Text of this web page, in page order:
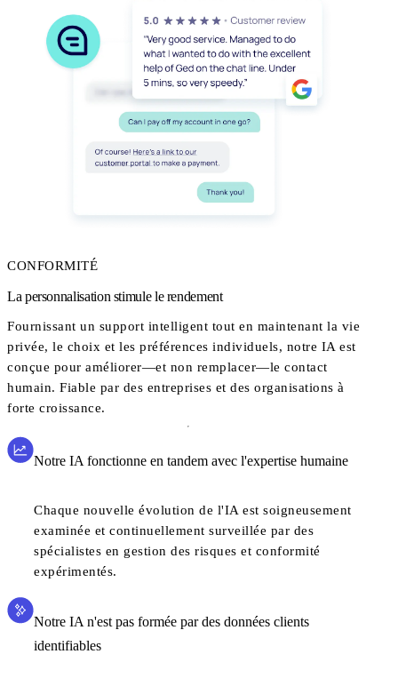
CONFORMITÉ
La personnalisation stimule le rendement
Fournissant un support intelligent tout en maintenant la vie
privée, le choix et les préférences individuels, notre IA est
conçue pour améliorer—et non remplacer—le contact
humain. Fiable par des entreprises et des organisations à
forte croissance.
Notre IA fonctionne en tandem avec l'expertise humaine
Chaque nouvelle évolution de l'IA est soigneusement
examinée et continuellement surveillée par des
spécialistes en gestion des risques et conformité
expérimentés.
Notre IA n'est pas formée par des données clients
identifiables